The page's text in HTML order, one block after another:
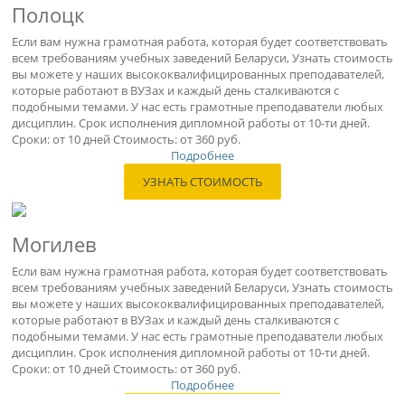
Полоцк
Если вам нужна грамотная работа, которая будет соответствовать
всем требованиям учебных заведений Беларуси, Узнать стоимость
вы можете у наших высококвалифицированных преподавателей,
которые работают в ВУЗах и каждый день сталкиваются с
подобными темами. У нас есть грамотные преподаватели любых
дисциплин. Срок исполнения дипломной работы от 10-ти дней.
Сроки: от 10 дней Стоимость: от 360 руб.
Подробнее
УЗНАТЬ СТОИМОСТЬ
Могилев
Если вам нужна грамотная работа, которая будет соответствовать
всем требованиям учебных заведений Беларуси, Узнать стоимость
вы можете у наших высококвалифицированных преподавателей,
которые работают в ВУЗах и каждый день сталкиваются с
подобными темами. У нас есть грамотные преподаватели любых
дисциплин. Срок исполнения дипломной работы от 10-ти дней.
Сроки: от 10 дней Стоимость: от 360 руб.
Подробнее